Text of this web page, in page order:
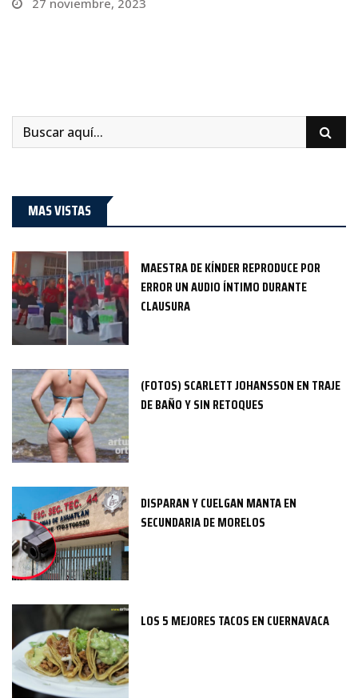
27 noviembre, 2023
MAS VISTAS
MAESTRA DE KÍNDER REPRODUCE POR
ERROR UN AUDIO ÍNTIMO DURANTE
CLAUSURA
(FOTOS) SCARLETT JOHANSSON EN TRAJE
DE BAÑO Y SIN RETOQUES
DISPARAN Y CUELGAN MANTA EN
SECUNDARIA DE MORELOS
LOS 5 MEJORES TACOS EN CUERNAVACA